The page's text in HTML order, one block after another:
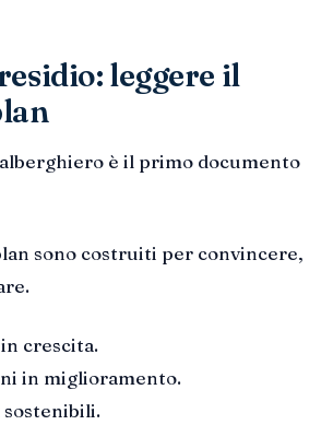
leggere il
è il primo documento
sono costruiti per convincere,
crescita.
in miglioramento.
sostenibili.